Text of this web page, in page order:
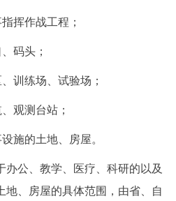
挥作战工程；
码头；
练场、试验场；
观测台站；
的土地、房屋。
公、教学、医疗、科研的以及
地、房屋的具体范围，由省、自